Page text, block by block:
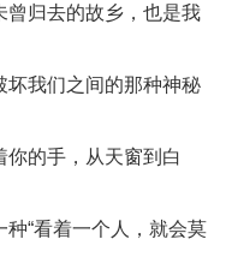
美妆 情感挽回
挽回男友 孕妇食谱
早期 感情挽回
月子 婴儿辅食
归去的故乡，也是我
我们之间的那种神秘
的手，从天窗到白
“看着一个人，就会莫